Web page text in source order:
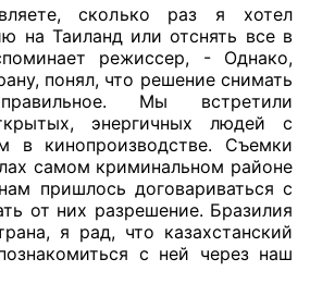
сколько раз я хотел
на Таиланд или отснять все в
режиссер, - Однако,
понял, что решение снимать
Мы встретили
энергичных людей с
в кинопроизводстве. Съемки
самом криминальном районе
пришлось договариваться с
от них разрешение. Бразилия
я рад, что казахстанский
с ней через наш